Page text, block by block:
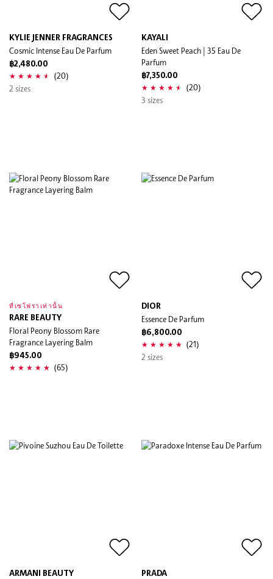
KYLIE JENNER FRAGRANCES
Cosmic Intense Eau De Parfum
฿2,480.00
(20)
2 sizes
KAYALI
Eden Sweet Peach | 35 Eau De
Parfum
฿7,350.00
(20)
3 sizes
ที่เซโฟราเท่านั้น
RARE BEAUTY
Floral Peony Blossom Rare
Fragrance Layering Balm
฿945.00
(65)
DIOR
Essence De Parfum
฿6,800.00
(21)
2 sizes
ARMANI BEAUTY PRADA